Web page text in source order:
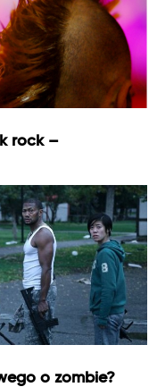
rock –
o zombie?